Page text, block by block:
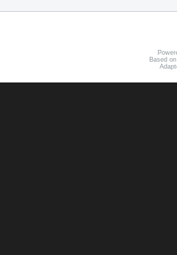
Based